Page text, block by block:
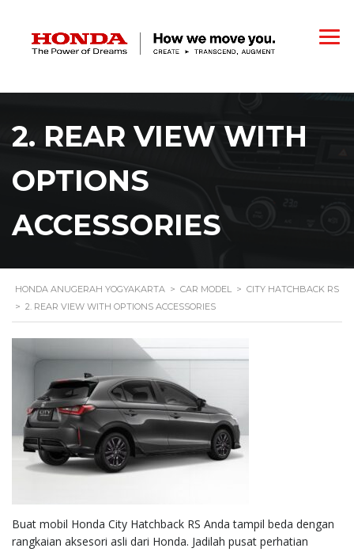
2. REAR VIEW WITH
OPTIONS
ACCESSORIES
HONDA ANUGERAH YOGYAKARTA > CAR MODEL > CITY HATCHBACK RS
> 2. REAR VIEW WITH OPTIONS ACCESSORIES
Buat mobil Honda City Hatchback RS Anda tampil beda dengan
rangkaian aksesori asli dari Honda. Jadilah pusat perhatian